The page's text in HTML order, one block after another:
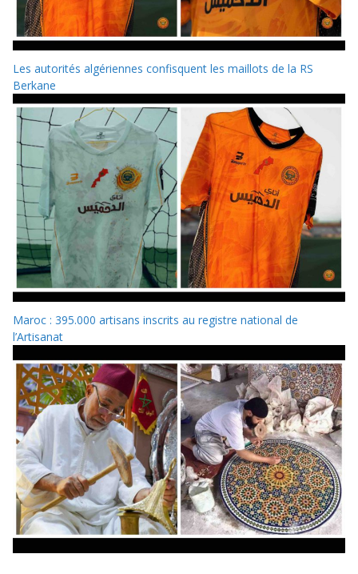
Les autorités algériennes confisquent les maillots de la RS
Berkane
Maroc : 395.000 artisans inscrits au registre national de
l’Artisanat